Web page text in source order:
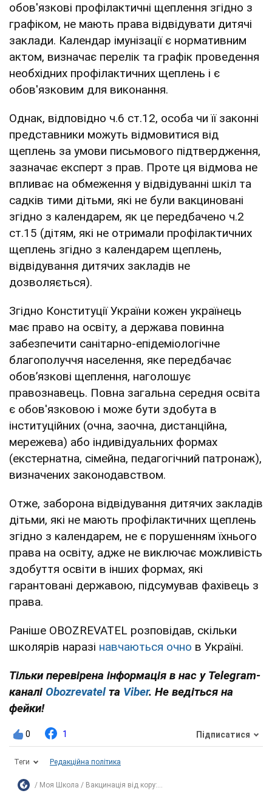
обов'язкові профілактичні щеплення згідно з
графіком, не мають права відвідувати дитячі
заклади. Календар імунізації є нормативним
актом, визначає перелік та графік проведення
необхідних профілактичних щеплень і є
обов'язковим для виконання.
Однак, відповідно ч.6 ст.12, особа чи її законні
представники можуть відмовитися від
щеплень за умови письмового підтвердження,
зазначає експерт з прав. Проте ця відмова не
впливає на обмеження у відвідуванні шкіл та
садків тими дітьми, які не були вакциновані
згідно з календарем, як це передбачено ч.2
ст.15 (дітям, які не отримали профілактичних
щеплень згідно з календарем щеплень,
відвідування дитячих закладів не
дозволяється).
Згідно Конституції України кожен українець
має право на освіту, а держава повинна
забезпечити санітарно-епідеміологічне
благополуччя населення, яке передбачає
обов’язкові щеплення, наголошує
правознавець. Повна загальна середня освіта
є обов'язковою і може бути здобута в
інституційних (очна, заочна, дистанційна,
мережева) або індивідуальних формах
(екстернатна, сімейна, педагогічний патронаж),
визначених законодавством.
Отже, заборона відвідування дитячих закладів
дітьми, які не мають профілактичних щеплень
згідно з календарем, не є порушенням їхнього
права на освіту, адже не виключає можливість
здобуття освіти в інших формах, які
гарантовані державою, підсумував фахівець з
права.
Раніше OBOZREVATEL розповідав, скільки
школярів наразі навчаються очно в Україні.
Тільки перевірена інформація в нас у Telegram-
каналі Obozrevatelта Viber. Не ведіться на
фейки!
0 1 Підписатися
Теги Редакційна політика
Моя Школа Вакцинація від кору:...